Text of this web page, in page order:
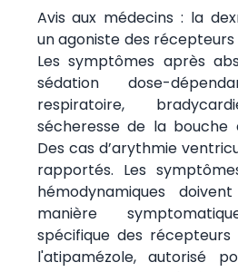
Avis aux médecins : la
un agoniste des
Les symptômes après
sédation dose-
respiratoire,
sécheresse de la bouche
Des cas d’arythmie
rapportés. Les
hémodynamiques
manière
spécifique des récepteurs
l'atipamézole, autorisé